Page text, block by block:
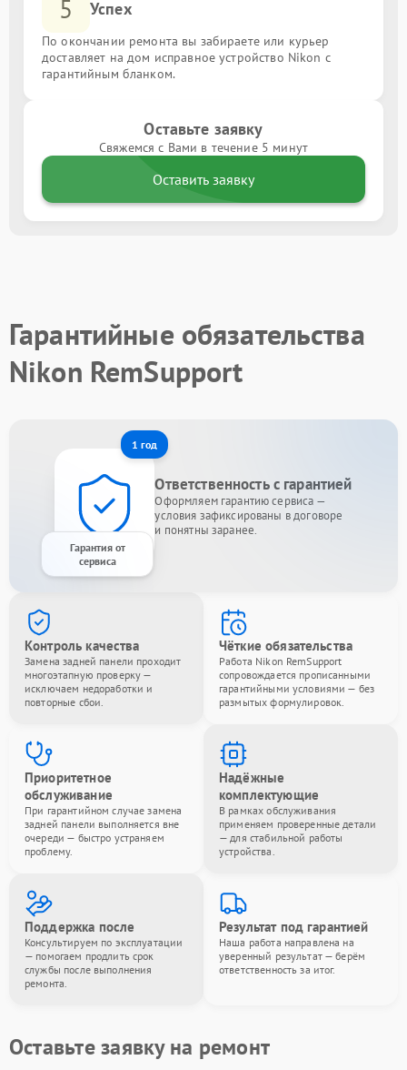
5 Успех
По окончании ремонта вы забираете или курьер
доставляет на дом исправное устройство Nikon с
гарантийным бланком.
Оставьте заявку
Свяжемся с Вами в течение 5 минут
Оставить заявку
Гарантийные обязательства
Nikon RemSupport
1 год
Гарантия от
сервиса
Ответственность с гарантией
Оформляем гарантию сервиса —
условия зафиксированы в договоре
и понятны заранее.
Контроль качества
Замена задней панели проходит
многоэтапную проверку —
исключаем недоработки и
повторные сбои.
Чёткие обязательства
Работа Nikon RemSupport
сопровождается прописанными
гарантийными условиями — без
размытых формулировок.
Приоритетное
обслуживание
При гарантийном случае замена
задней панели выполняется вне
очереди — быстро устраняем
проблему.
Надёжные
комплектующие
В рамках обслуживания
применяем проверенные детали
— для стабильной работы
устройства.
Поддержка после
Консультируем по эксплуатации
— помогаем продлить срок
службы после выполнения
ремонта.
Результат под гарантией
Наша работа направлена на
уверенный результат — берём
ответственность за итог.
Оставьте заявку на ремонт